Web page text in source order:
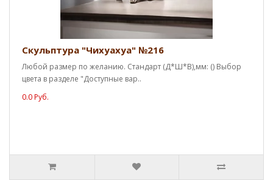
Скульптура "Чихуахуа" №216
Любой размер по желанию. Стандарт (Д*Ш*В),мм: () Выбор
цвета в разделе "Доступные вар..
0.0 Руб.